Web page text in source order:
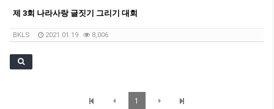
제 3회 나라사랑 글짓기 그리기 대회
BKLS 2021.01.19 8,006
1